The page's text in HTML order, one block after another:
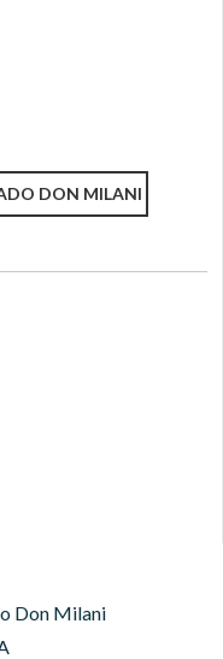
DON MILANI
Don Milani